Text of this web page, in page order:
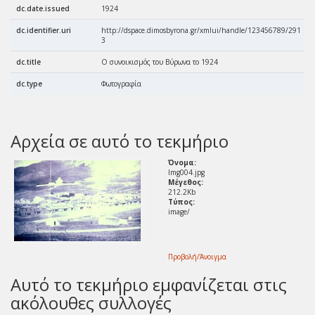
dc.date.issued 1924
dc.identifier.uri
http://dspace.dimosbyrona.gr/xmlui/handle/123456789/291
3
dc.title Ο συνοικισμός του Βύρωνα το 1924
dc.type Φωτογραφία
Αρχεία σε αυτό το τεκμήριο
Όνομα:
Img004.jpg
Μέγεθος:
212.2Kb
Τύπος:
image/
Προβολή/Άνοιγμα
Αυτό το τεκμήριο εμφανίζεται στις
ακόλουθες συλλογές